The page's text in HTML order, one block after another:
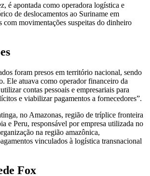
é apontada como operadora logística e
de deslocamentos ao Suriname em
com movimentações suspeitas do dinheiro
foram presos em território nacional, sendo
Ele atuava como operador financeiro da
contas pessoais e empresariais para
e viabilizar pagamentos a fornecedores”.
no Amazonas, região de tríplice fronteira
e Peru, responsável por empresa utilizada no
na região amazônica,
vinculados à logística transnacional
Fox